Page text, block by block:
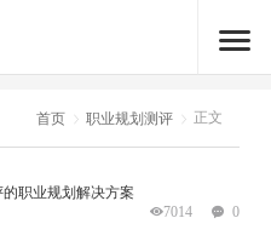
首页 职业规划测评 正文
职业规划解决方案
7014 0